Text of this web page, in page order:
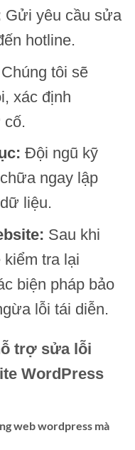
Gửi yêu cầu sửa
hotline.
Chúng tôi sẽ
xác định
cố.
Đội ngũ kỹ
ngay lập
liệu.
Sau khi
tra lại
biện pháp bảo
lỗi tái diễn.
trợ sửa lỗi
WordPress
web wordpress mà